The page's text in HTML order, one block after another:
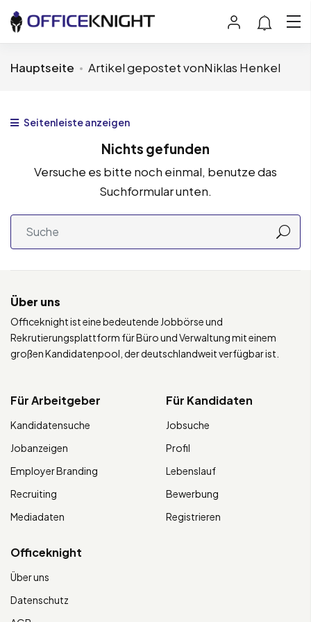
Hauptseite Artikel gepostet vonNiklas Henkel
Seitenleiste anzeigen
Nichts gefunden
Versuche es bitte noch einmal, benutze das
Suchformular unten.
Über uns
Officeknight ist eine bedeutende Jobbörse und
Rekrutierungsplattform für Büro und Verwaltung mit einem
großen Kandidatenpool, der deutschlandweit verfügbar ist.
Für Arbeitgeber
Kandidatensuche
Jobanzeigen
Employer Branding
Recruiting
Mediadaten
Für Kandidaten
Jobsuche
Profil
Lebenslauf
Bewerbung
Registrieren
Officeknight
Über uns
Datenschutz